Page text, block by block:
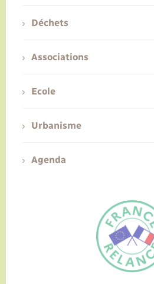
FR
Déchets
Associations
Ecole
Urbanisme
Agenda